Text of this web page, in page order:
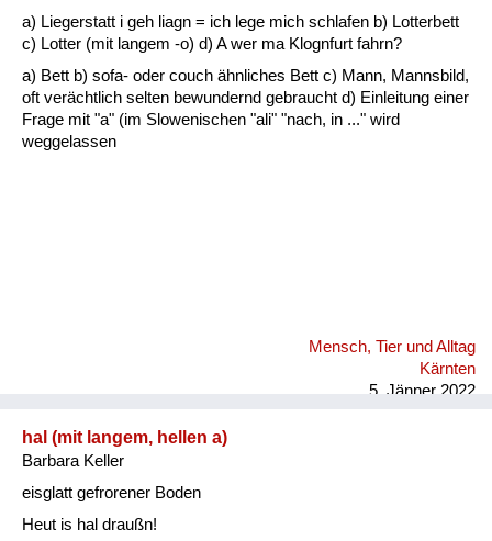
a) Liegerstatt i geh liagn = ich lege mich schlafen b) Lotterbett
c) Lotter (mit langem -o) d) A wer ma Klognfurt fahrn?
a) Bett b) sofa- oder couch ähnliches Bett c) Mann, Mannsbild,
oft verächtlich selten bewundernd gebraucht d) Einleitung einer
Frage mit "a" (im Slowenischen "ali" "nach, in ..." wird
weggelassen
Mensch, Tier und Alltag
Kärnten
5. Jänner 2022
hal (mit langem, hellen a)
Barbara Keller
eisglatt gefrorener Boden
Heut is hal draußn!